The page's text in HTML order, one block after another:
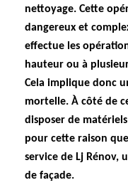
nettoyage. Cette
dangereux et
effectue les
hauteur ou à
Cela implique donc
mortelle. À côté de
disposer de
pour cette raison
service de Lj Rénov,
de façade.